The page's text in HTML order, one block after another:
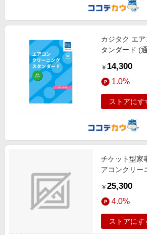
カジタク エ
タンダード (
￥ 14,300
1.0%
ストアにす
チケット型家
アコンクリー
￥ 25,300
4.0%
ストアにす